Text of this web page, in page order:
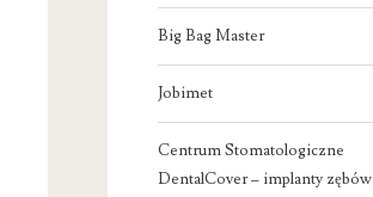
Big Bag Master
Jobimet
Centrum Stomatologiczne
DentalCover – implanty zębów